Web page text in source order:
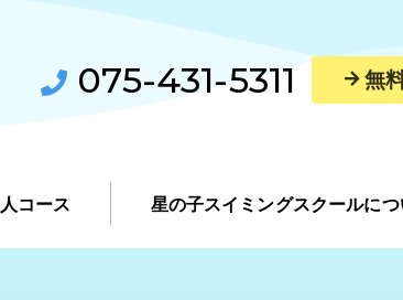
075-431-5311 無
コース 星の子スイミングスクールにつ